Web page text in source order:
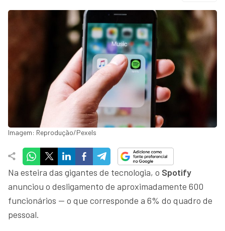
Imagem: Reprodução/Pexels
Na esteira das gigantes de tecnologia, o Spotify
anunciou o desligamento de aproximadamente 600
funcionários — o que corresponde a 6% do quadro de
pessoal.